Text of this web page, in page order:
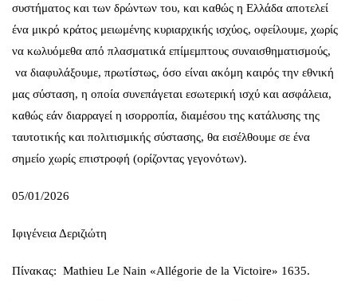
συστήματος και των δρώντων του, και καθώς η Ελλάδα αποτελεί
ένα μικρό κράτος μειωμένης κυριαρχικής ισχύος, οφείλουμε, χωρίς
να κωλυόμεθα από πλασματικά επίμεμπτους συναισθηματισμούς,
να διαφυλάξουμε, πρωτίστως, όσο είναι ακόμη καιρός την εθνική
μας σύσταση, η οποία συνεπάγεται εσωτερική ισχύ και ασφάλεια,
καθώς εάν διαρραγεί η ισορροπία, διαμέσου της κατάλυσης της
ταυτοτικής και πολιτισμικής σύστασης, θα εισέλθουμε σε ένα
σημείο χωρίς επιστροφή (ορίζοντας γεγονότων).
05/01/2026
Ιφιγένεια Δεριζιώτη
Πίνακας: Mathieu Le Nain «Allégorie de la Victoire» 1635.